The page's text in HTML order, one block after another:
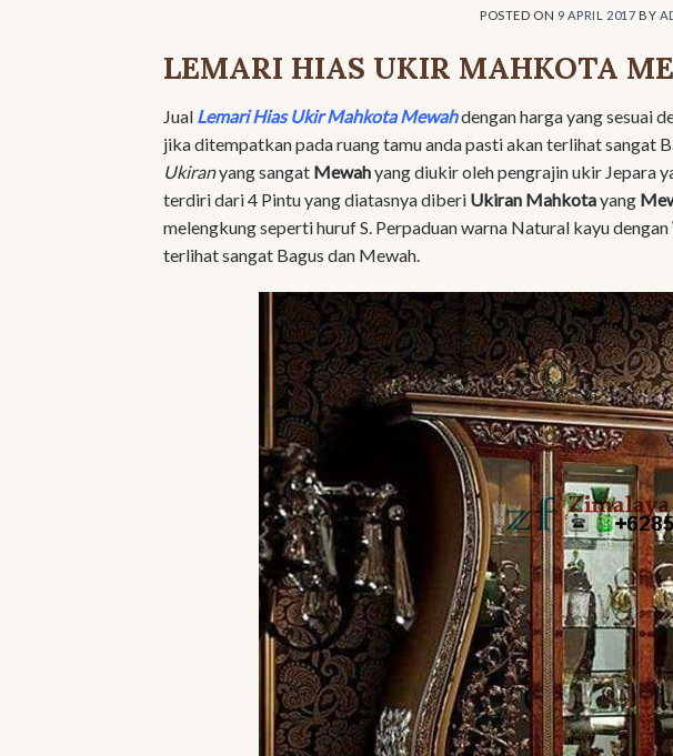
POSTED ON 9 APRIL 2017 BY
LEMARI HIAS UKIR MAHKOTA
Jual Lemari Hias Ukir Mahkota Mewahdengan harga yang sesuai
jika ditempatkan pada ruang tamu anda pasti akan terlihat sangat
Ukiranyang sangat Mewahyang diukir oleh pengrajin ukir Jepara
terdiri dari 4 Pintu yang diatasnya diberi Ukiran Mahkotayang
melengkung seperti huruf S. Perpaduan warna Natural kayu dengan
terlihat sangat Bagus dan Mewah.